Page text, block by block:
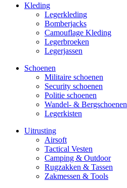
Kleding
Legerkleding
Bomberjacks
Camouflage Kleding
Legerbroeken
Legerjassen
Schoenen
Militaire schoe­nen
Security schoenen
Politie schoenen
Wandel- & Berg­­schoenen
Legerkisten
Uitrusting
Airsoft
Tactical Ves­ten
Camping & Outdoor
Rugzakken & Tassen
Zakmessen & Tools